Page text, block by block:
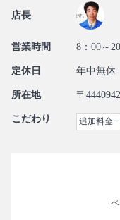
店長
営業時間 8：00～
定休日 年中無休
所在地 〒
こだわり 追加料金